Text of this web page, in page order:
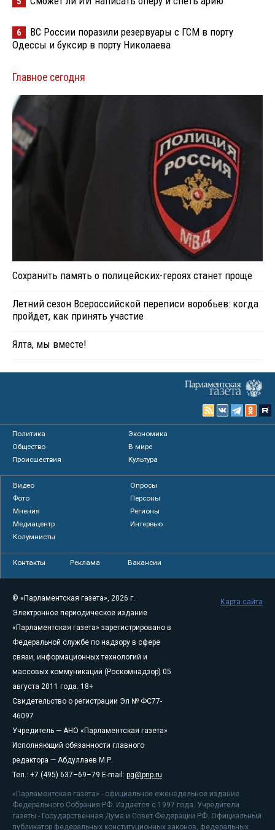
6
ВС России поразили резервуары с ГСМ в порту
Одессы и буксир в порту Николаева
Главное сегодня
Сохранить память о полицейских-героях станет проще
Летний сезон Всероссийской переписи воробьев: когда
пройдет, как принять участие
Ялта, мы вместе!
Политика
Экономика
Общество
В мире
Происшествия
Культура
Видео
Опросы
Фото
Персоны
Мнения
Регионы
Медиацентр
Интервью
Колумнисты
Контакты Реклама Вакансии
© «Парламентская газета», 2026 г.
Электронное периодическое издание
«Парламентская газета» зарегистрировано в
Федеральной службе по надзору в сфере
связи, информационных технологий и
массовых коммуникаций (Роскомнадзор) 05
августа 2011 года. 18+
Свидетельство о регистрации Эл № ФС77-
46097
Учредитель — АНО «Парламентская газета»
Исполняющий обязанности главного
редактора — Абдуллаев М.Р.
Тел.: +7 (495) 637–69–79 E-mail: pg@pnp.ru
«Парламентская газета» - официальное еженедельное издание
Федерального Собрания РФ. Издается с 1997 года. Учредители
газеты - Государственная Дума и Совет Федерации РФ. Официальный
публикатор федеральных конституционных законов, федеральных
Карта сайта